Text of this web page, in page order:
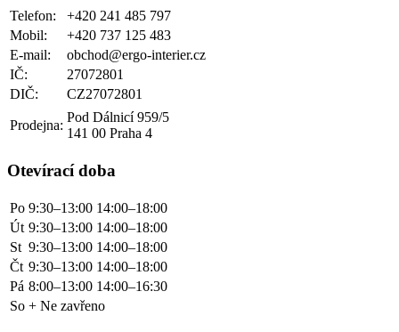
Telefon:
+420 241 485 797
Mobil:
+420 737 125 483
E-mail:
obchod@ergo-interier.cz
IČ:
27072801
DIČ:
CZ27072801
Prodejna:
Pod Dálnicí 959/5
141 00 Praha 4
Otevírací doba
Po 9:30–13:00 14:00–18:00
Út 9:30–13:00 14:00–18:00
St 9:30–13:00 14:00–18:00
Čt 9:30–13:00 14:00–18:00
Pá 8:00–13:00 14:00–16:30
So + Ne zavřeno